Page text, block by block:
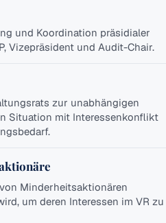
und Koordination präsidialer
Vizepräsident und Audit-Chair.
zur unabhängigen
Situation mit Interessenkonflikt
Minderheitsaktionären
um deren Interessen im VR zu